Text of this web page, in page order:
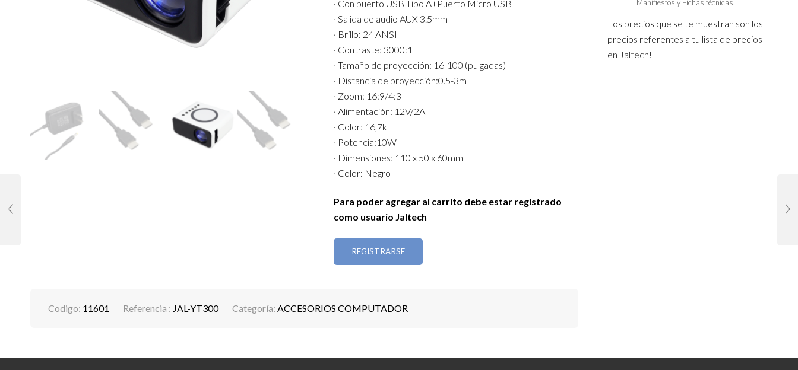
Manifiestos y Fichas técnicas.
Los precios que se te muestran son los
precios referentes a tu lista de precios
en Jaltech!
· Con puerto USB Tipo A+Puerto Micro USB
· Salida de audio AUX 3.5mm
· Brillo: 24 ANSI
· Contraste: 3000:1
· Tamaño de proyección: 16-100 (pulgadas)
· Distancia de proyección:0.5-3m
· Zoom: 16:9/4:3
· Alimentación: 12V/2A
· Color: 16,7k
· Potencia:10W
· Dimensiones: 110 x 50 x 60mm
· Color: Negro
Para poder agregar al carrito debe estar registrado
como usuario Jaltech
REGISTRARSE
Codigo: 11601 Referencia : JAL-YT300 Categoría: ACCESORIOS COMPUTADOR